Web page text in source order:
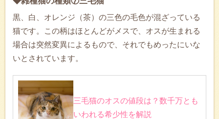
黒、白、オレンジ（茶）の三色の毛色が混ざっている
猫です。この柄はほとんどがメスで、オスが生まれる
場合は突然変異によるもので、それでもめったにいな
いとされています。
三毛猫のオスの値段は？数千万とも
いわれる希少性を解説